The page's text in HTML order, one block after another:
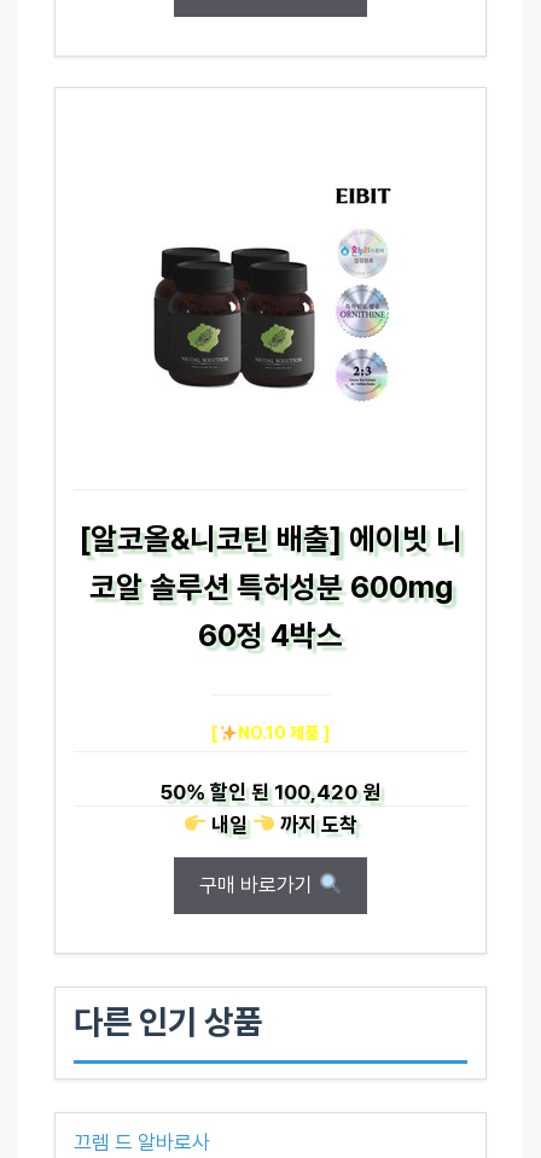
[알코올&니코틴 배출] 에이빗 니
코알 솔루션 특허성분 600mg
60정 4박스
[ NO.10 제품 ]
50%할인 된100,420 원
내일
까지도착
구매 바로가기
다른 인기 상품
끄렘 드 알바로사